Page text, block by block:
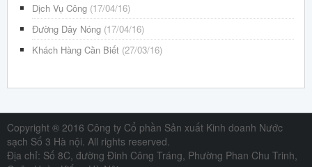
Dịch Vụ Công (17/04/16)
Đường Dây Nóng (17/04/16)
Khách Hàng Cần Biết (27/03/16)
Copyright ® 2016 Công ty Cổ phần Sản xuất Kinh doanh Nước
sạch Số 3 Hà nội. All rights reserved.
Địa chỉ: Số 8C, đường Đinh Công Tráng, Phường Phan Chu Trinh,